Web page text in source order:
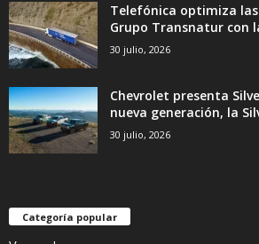
Telefónica optimiza
Grupo Transnatur con
30 julio, 2026
Chevrolet presenta
nueva generación, la
30 julio, 2026
Categoría popular